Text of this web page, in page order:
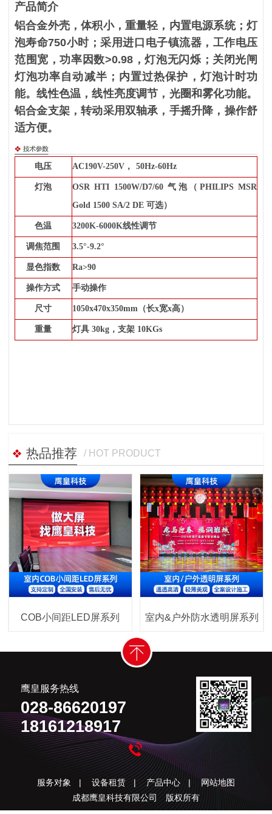
产品简介
铝合金外壳，体积小，重量轻，内置电源系统；灯
泡寿命750小时；采用进口电子镇流器，工作电压
范围宽，功率因数>0.98，灯泡无闪烁；关闭光闸
灯泡功率自动减半；内置过热保护，灯泡计时功
能。线性色温，线性亮度调节，光圈和雾化功能。
铝合金支架，转动采用双轴承，手摇升降，操作舒
适方便。
电压 AC190V-250V， 50Hz-60Hz
灯泡
OSR HTI 1500W/D7/60 气泡（PHILIPS MSR
Gold 1500 SA/2 DE 可选）
色温 3200K-6000K线性调节
调焦范围 3.5°-9.2°
显色指数 Ra>90
操作方式 手动操作
尺寸 1050x470x350mm（长x宽x高）
重量 灯具 30kg，支架 10KGs
热品推荐 / HOT PRODUCT
COB小间距LED屏系列 室内&户外防水透明屏系列
鹰皇服务热线
028-86620197
18161218917
服务对象 | 设备租赁 | 产品中心 |
网站地图
成都鹰皇科技有限公司 版权所有